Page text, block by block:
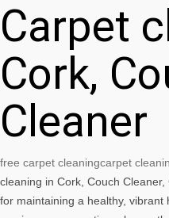
Carpet
Cork,
Cleaner
free carpet cleaningcarpet
cleaning in Cork, Couch
for maintaining a healthy,